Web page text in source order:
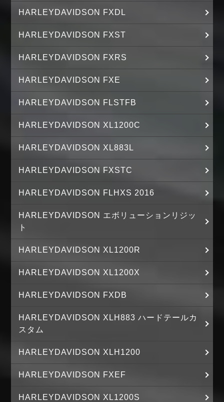
HARLEYDAVIDSON FXDL
HARLEYDAVIDSON FXST
HARLEYDAVIDSON FXRS
HARLEYDAVIDSON FXE
HARLEYDAVIDSON FLSTFB
HARLEYDAVIDSON XL1200C
HARLEYDAVIDSON XL883L
HARLEYDAVIDSON FXSTC
HARLEYDAVIDSON FLHXS 2016
HARLEYDAVIDSON エボリューションリジッ
ト
HARLEYDAVIDSON XL1200R
HARLEYDAVIDSON XL1200X
HARLEYDAVIDSON FXDB
HARLEYDAVIDSON XLH883 ハードテールカ
スタム
HARLEYDAVIDSON XLH1200
HARLEYDAVIDSON FXEF
HARLEYDAVIDSON XL1200S